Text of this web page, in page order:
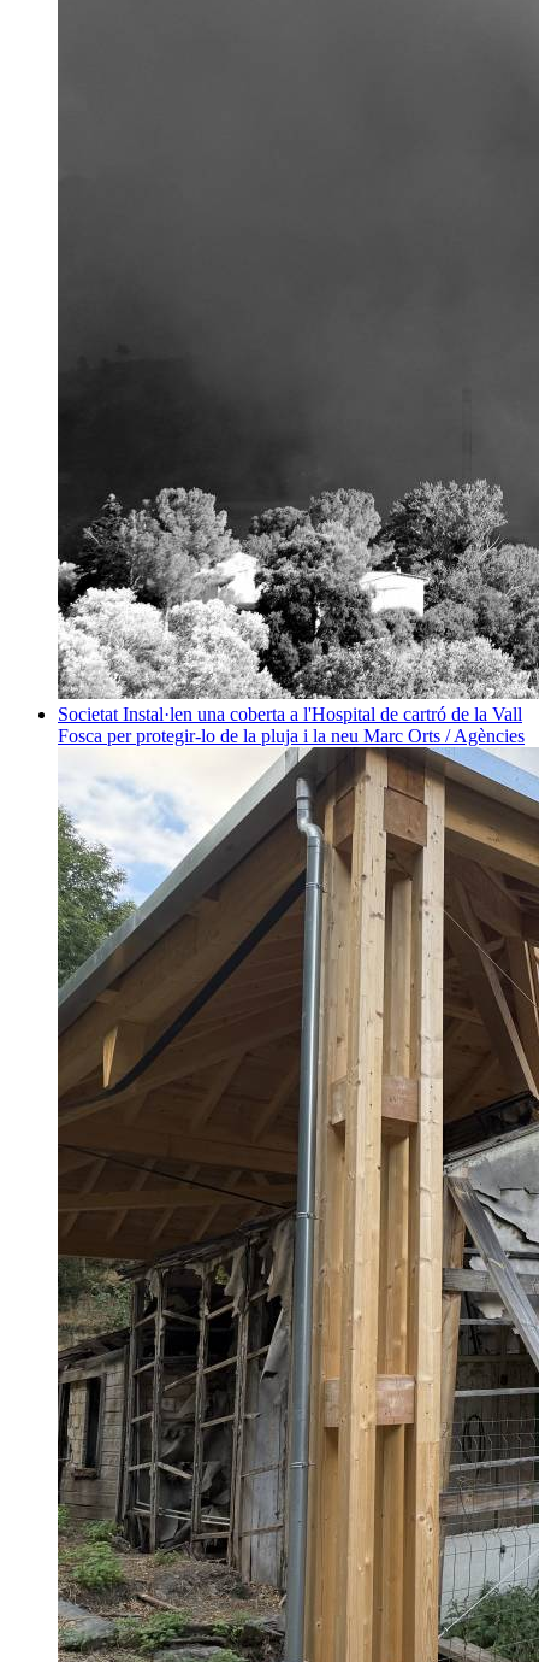
Societat Instal·len una coberta a l'Hospital de cartró de la Vall
Fosca per protegir-lo de la pluja i la neu Marc Orts / Agències